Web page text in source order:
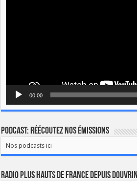
00:00
Podcast: Réécoutez nos émissions
Nos podcasts ici
Radio Plus Hauts de France depuis Douvrin